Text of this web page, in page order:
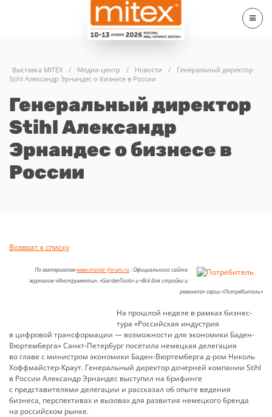
Выставка MITEX / Медиа-центр / Новости /
Генеральный директор
Stihl Александр Эрнандес о бизнесе в России
Генеральный директор
Stihl Александр
Эрнандес о бизнесе в
России
Возврат к списку
По материаламwww.master-forum.ru: Официального сайта
журналов «Инструменты», «GardenTools» и «Всё для стройки и
ремонта» серии «Потребитель»
На прошлой неделе в рамках бизнес-
тура «Российская индустрия
в цифровой трансформации — возможности для экономики Баден-
Вюртемберга» Санкт-Петербург посетила немецкая делегация
во главе с министром экономики Баден-Вюртемберга д-ром Николь
Хоффмайстер-Краут. Генеральный директор дочерней компании Stihl
в России Александр Эрнандес выступил на брифинге
с представителями делегации и рассказал об опыте ведения
бизнеса, перспективах и вызовах для развития немецкого бренда
на российском рынке.